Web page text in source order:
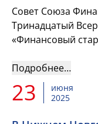
Совет Союза
Тринадцатый
«Финансовый
финансист» для
Подробнее…
23
июня
2025